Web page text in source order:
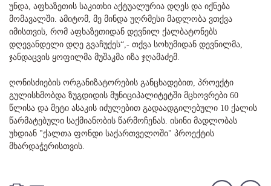
უნდა, აფხაზეთის საკითხი აქტუალურია დღეს და იქნება
მომავალში. ამიტომ, მე მინდა უღრმესი მადლობა ვთქვა
იმისთვის, რომ აფხაზეთიდან დევნილ ქალბატონებს
დღევანდელი დღე გვაჩუქეს“,- თქვა სოხუმიდან დევნილმა,
ჯანდაცვის ყოფილმა მუშაკმა იზა ჯღამაძემ.
ღონისძიების ორგანიზატორების განცხადებით, პროექტი
გულისხმობდა ზუგდიდის მუნიციპალიტეტში მცხოვრები 60
წლისა და მეტი ასაკის იძულებით გადაადგილებული 10 ქალის
წარმატებული საქმიანობის წარმოჩენას. ისინი მადლობას
უხდიან "ქალთა ფონდი საქართველოში" პროექტის
მხარდაჭერისთვის.